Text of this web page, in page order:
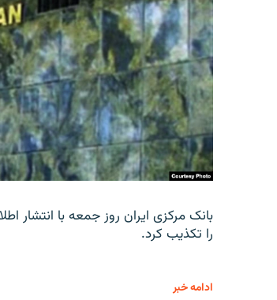
را تکذیب کرد.
ادامه خبر